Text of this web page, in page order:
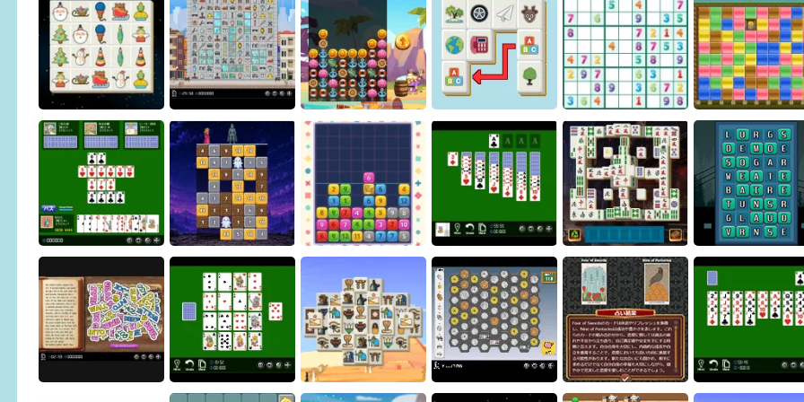
Pharaoh Line Osakana Game Batsford Scorpion Solitaire
Christmas Connect
Building Demolition
Puzzle
Pirate Puzzle Piece Connect Sudoku Mogumogu Puzzle
Magic Stone Puzzle: The
Petrified Prince
Crown Pop Phoenix Tiles Word Swap